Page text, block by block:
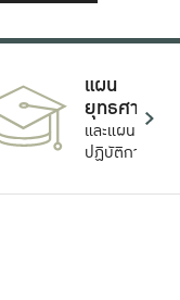
แผน
ยุทธศาสตร์
และแผน
ปฏิบัติการ